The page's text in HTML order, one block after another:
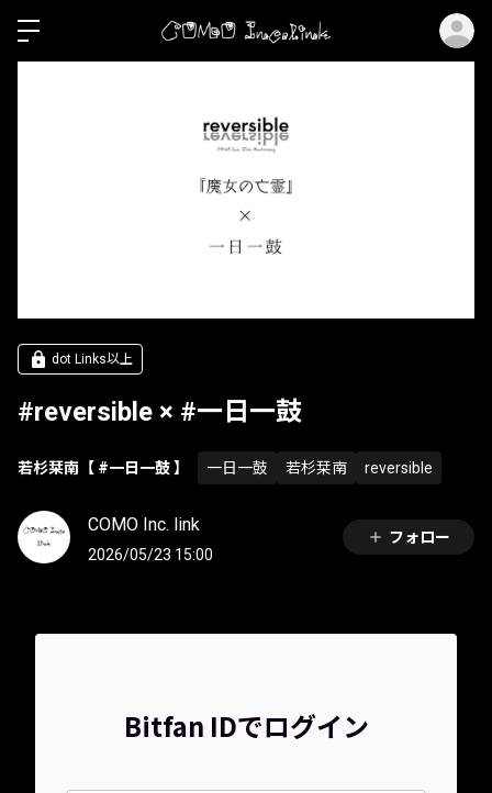
dot Links以上
#reversible × #一日一鼓
若杉栞南【 #一日一鼓 】 一日一鼓 若杉栞南 reversible
COMO Inc. link
2026/05/23 15:00
フォロー
Bitfan IDでログイン